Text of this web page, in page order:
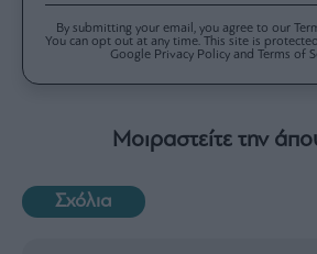
By submitting your email, you agree to our
You can opt out at any time. This site is
Google Privacy Policy and Terms of
Μοιραστείτε την
Σχόλια